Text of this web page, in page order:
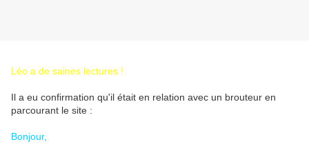
Léo a de saines lectures !
Il a eu confirmation qu'il était en relation avec un brouteur en
parcourant le site :
Bonjour,